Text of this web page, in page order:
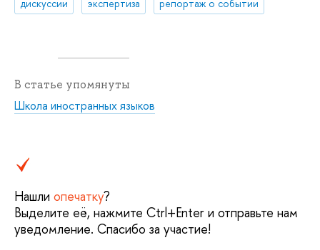
дискуссии экспертиза репортаж о событии
В статье упомянуты
Школа иностранных языков
Нашли опечатку?
Выделите её, нажмите Ctrl+Enter и отправьте нам
уведомление. Спасибо за участие!